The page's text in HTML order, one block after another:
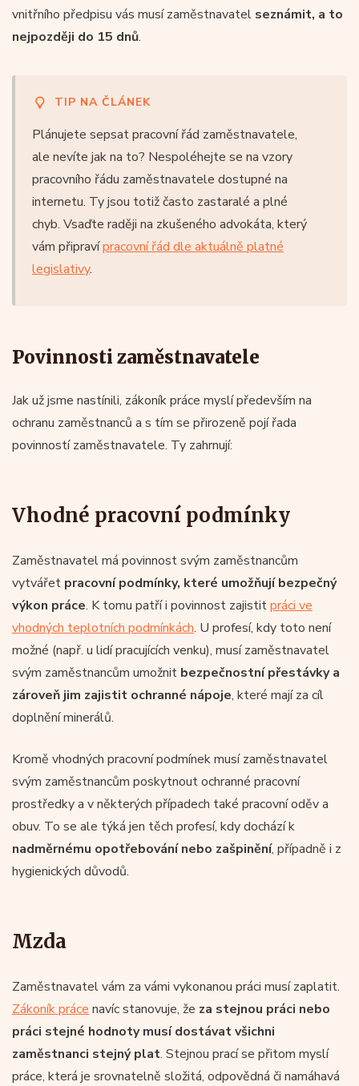
vnitřního předpisu vás musí zaměstnavatel seznámit, a to
nejpozději do 15 dnů.
TIP NA ČLÁNEK
Plánujete sepsat pracovní řád zaměstnavatele,
ale nevíte jak na to? Nespoléhejte se na vzory
pracovního řádu zaměstnavatele dostupné na
internetu. Ty jsou totiž často zastaralé a plné
chyb. Vsaďte raději na zkušeného advokáta, který
vám připravípracovní řád dle aktuálně platné
legislativy.
Povinnosti zaměstnavatele
Jak už jsme nastínili, zákoník práce myslí především na
ochranu zaměstnanců a s tím se přirozeně pojí řada
povinností zaměstnavatele. Ty zahrnují:
Vhodné pracovní podmínky
Zaměstnavatel má povinnost svým zaměstnancům
vytvářet pracovní podmínky, které umožňují bezpečný
výkon práce. K tomu patří i povinnost zajistitpráci ve
vhodných teplotních podmínkách. U profesí, kdy toto není
možné (např. u lidí pracujících venku), musí zaměstnavatel
svým zaměstnancům umožnit bezpečnostní přestávky a
zároveň jim zajistit ochranné nápoje, které mají za cíl
doplnění minerálů.
Kromě vhodných pracovní podmínek musí zaměstnavatel
svým zaměstnancům poskytnout ochranné pracovní
prostředky a v některých případech také pracovní oděv a
obuv. To se ale týká jen těch profesí, kdy dochází k
nadměrnému opotřebování nebo zašpinění, případně i z
hygienických důvodů.
Mzda
Zaměstnavatel vám za vámi vykonanou práci musí zaplatit.
Zákoník práce navíc stanovuje, že za stejnou práci nebo
práci stejné hodnoty musí dostávat všichni
zaměstnanci stejný plat. Stejnou prací se přitom myslí
práce, která je srovnatelně složitá, odpovědná či namáhavá